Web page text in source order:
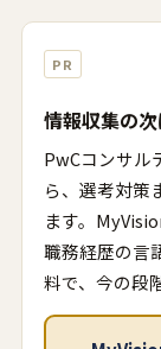
PR
情報収集の
PwCコンサル
ら、選考対策
ます。
職務経歴の言
料で、今の段